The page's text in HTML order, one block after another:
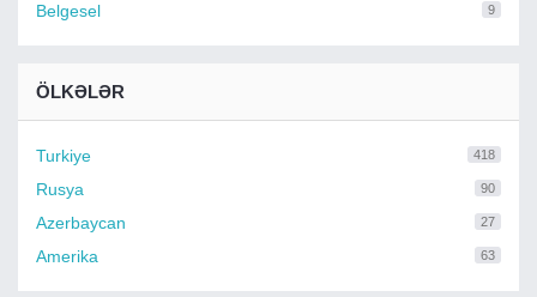
Belgesel 9
ÖLKƏLƏR
Turkiye 418
Rusya 90
Azerbaycan 27
Amerika 63